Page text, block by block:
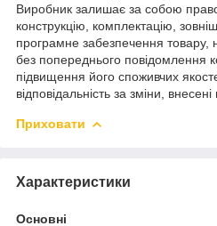
Виробник залишає за собою
конструкцію, комплектацію,
програмне забезпечення товару,
без попереднього повідомлення
підвищення його споживчих
відповідальність за зміни,
Приховати
Характеристики
Основні